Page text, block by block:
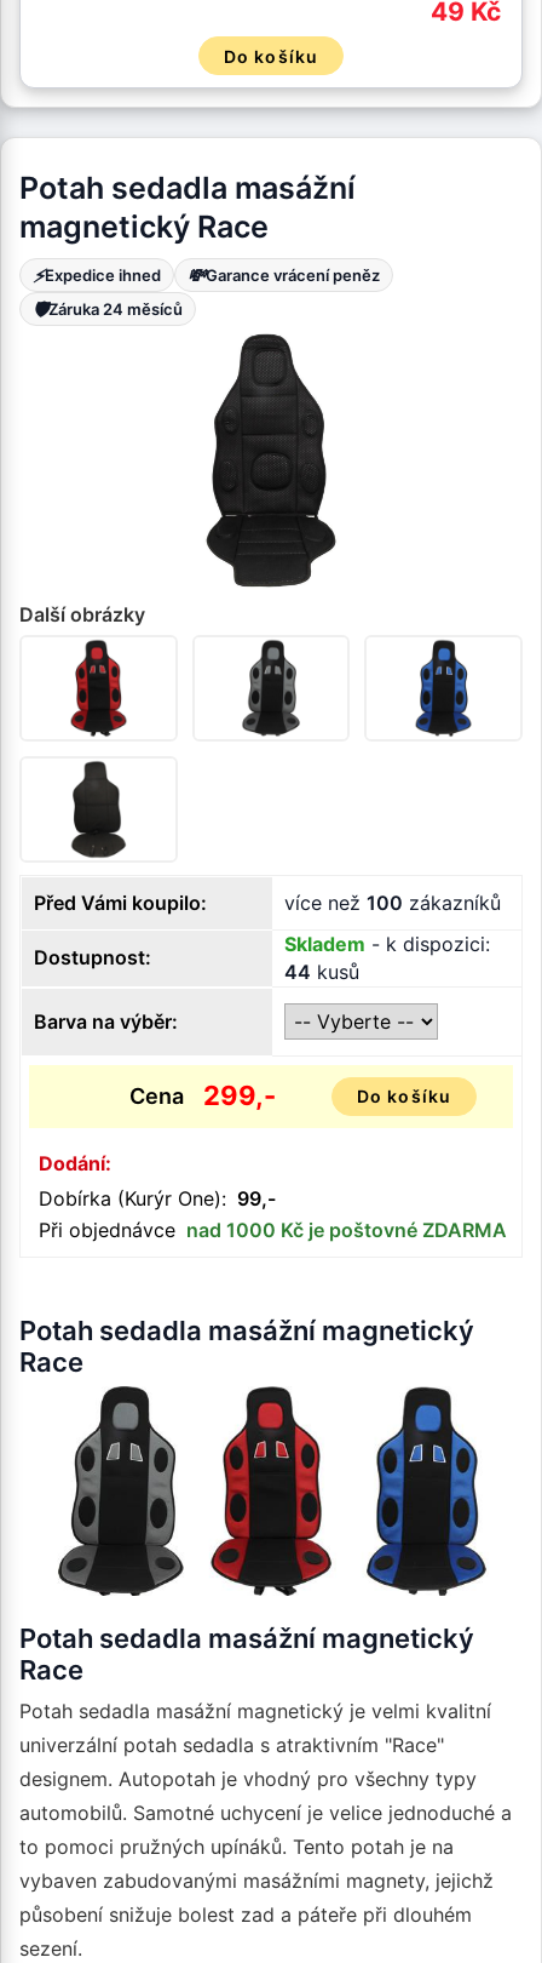
49 Kč
Do košíku
Potah sedadla masážní
magnetický Race
⚡Expedice ihned 💸Garance vrácení peněz
🛡️Záruka 24 měsíců
Další obrázky
Před Vámi koupilo: více než 100 zákazníků
Dostupnost:
Skladem - k dispozici:
44 kusů
Barva na výběr:
Cena 299,- Do košíku
Dodání:
Dobírka (Kurýr One): 99,-
Při objednávce nad 1000 Kč je poštovné ZDARMA
Potah sedadla masážní magnetický
Race
Potah sedadla masážní magnetický
Race
Potah sedadla masážní magnetický je velmi kvalitní
univerzální potah sedadla s atraktivním "Race"
designem. Autopotah je vhodný pro všechny typy
automobilů. Samotné uchycení je velice jednoduché a
to pomoci pružných upínáků. Tento potah je na
vybaven zabudovanými masážními magnety, jejichž
působení snižuje bolest zad a páteře při dlouhém
sezení.